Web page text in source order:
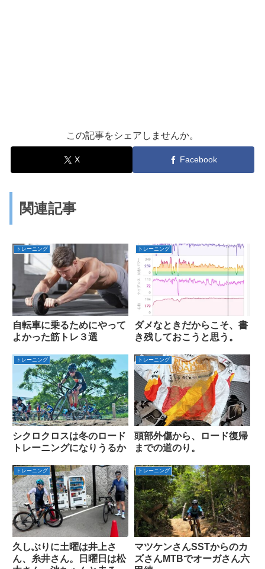
この記事をシェアしませんか。
X Facebook
関連記事
トレーニング
自転車に乗るためにやって
よかった筋トレ３選
トレーニング
ダメなときだからこそ、書
き残しておこうと思う。
トレーニング
シクロクロスは冬のロード
トレーニングになりうるか
トレーニング
頭部外傷から、ロード復帰
までの道のり。
トレーニング
久しぶりに土曜は井上さ
ん、糸井さん。日曜日は松
トレーニング
マツケンさんSSTからのカ
ズさんMTBでオーガさん六